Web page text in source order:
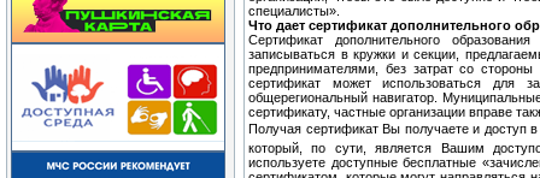
специалисты».
Что дает сертификат дополнительного
Сертификат дополнительного
записываться в кружки и секции,
предпринимателями, без затрат со
сертификат может использоваться для
общерегиональный навигатор.
сертификату, частные организации вправе
Получая сертификат Вы получаете и
который, по сути, является Вашим
используете доступные бесплатные